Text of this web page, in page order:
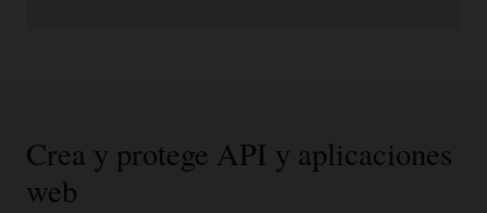
Crea y protege API y aplicaciones
web